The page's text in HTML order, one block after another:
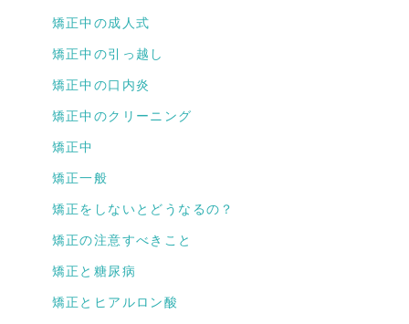
矯正中の成人式
矯正中の引っ越し
矯正中の口内炎
矯正中のクリーニング
矯正中
矯正一般
矯正をしないとどうなるの？
矯正の注意すべきこと
矯正と糖尿病
矯正とヒアルロン酸